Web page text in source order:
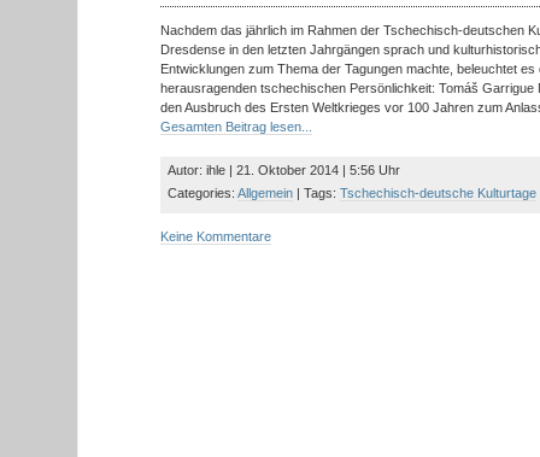
Nachdem das jährlich im Rahmen der Tschechisch-deutschen
Dresdense in den letzten Jahrgängen sprach und
Entwicklungen zum Thema der Tagungen machte, beleuchtet
herausragenden tschechischen Persönlichkeit: Tomáš
den Ausbruch des Ersten Weltkrieges vor 100 Jahren zum
Gesamten Beitrag lesen...
Autor: ihle | 21. Oktober 2014 | 5:56 Uhr
Categories:Allgemein | Tags:Tschechisch-deutsche Kulturtage
Keine Kommentare